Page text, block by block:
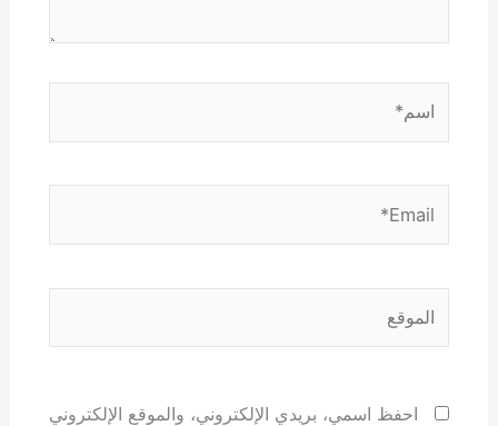
احفظ اسمي، بريدي الإلكتروني، والموقع الإلكتروني